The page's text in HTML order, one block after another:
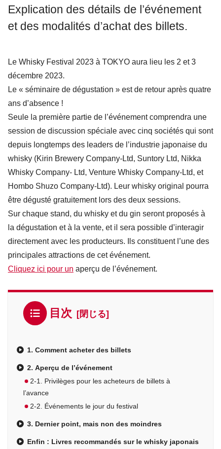
Explication des détails de l’événement
et des modalités d’achat des billets.
Le Whisky Festival 2023 à TOKYO aura lieu les 2 et 3
décembre 2023.
Le « séminaire de dégustation » est de retour après quatre
ans d’absence !
Seule la première partie de l’événement comprendra une
session de discussion spéciale avec cinq sociétés qui sont
depuis longtemps des leaders de l’industrie japonaise du
whisky (Kirin Brewery Company-Ltd, Suntory Ltd, Nikka
Whisky Company- Ltd, Venture Whisky Company-Ltd, et
Hombo Shuzo Company-Ltd). Leur whisky original pourra
être dégusté gratuitement lors des deux sessions.
Sur chaque stand, du whisky et du gin seront proposés à
la dégustation et à la vente, et il sera possible d’interagir
directement avec les producteurs. Ils constituent l’une des
principales attractions de cet événement.
Cliquez ici pour un aperçu de l’événement.
目次
1. Comment acheter des billets
2. Aperçu de l’événement
2-1. Privilèges pour les acheteurs de billets à
l’avance
2-2. Événements le jour du festival
3. Dernier point, mais non des moindres
Enfin : Livres recommandés sur le whisky japonais